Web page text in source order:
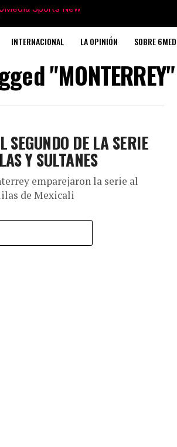
INTERNACIONAL LA OPINIÓN SOBRE
"MONTERREY"
SEGUNDO DE LA SERIE
Y SULTANES
emparejaron la serie al
de Mexicali